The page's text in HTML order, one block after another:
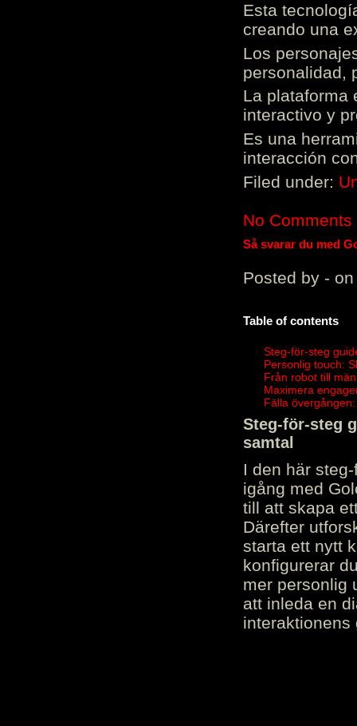
Esta
creando una
Los
personalidad,
La plataforma
interactivo y
Es una
interacción
Filed under:
No Comments
Så svarar du med
Posted by - on
Table of contents
Steg-för-steg
Personlig touch:
Från robot till
Maximera
Fälla
Steg-för-steg
samtal
I den här
igång med
till att skapa
Därefter
starta ett nytt
konfigurerar
mer personlig
att inleda en
interaktionens